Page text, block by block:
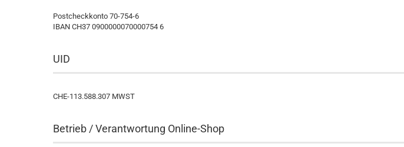
Postcheckkonto 70-754-6
IBAN CH37 0900000070000754 6
UID
CHE-113.588.307 MWST
Betrieb / Verantwortung Online-Shop